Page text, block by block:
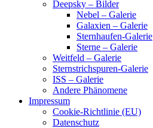
Deepsky – Bilder
Nebel – Galerie
Galaxien – Galerie
Sternhaufen-Galerie
Sterne – Galerie
Weitfeld – Galerie
Sternstrichspuren-Galerie
ISS – Galerie
Andere Phänomene
Impressum
Cookie-Richtlinie (EU)
Datenschutz